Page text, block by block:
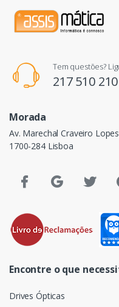
Tem questões?
217 510 210
Morada
Av. Marechal Craveiro
1700-284 Lisboa
Encontre o que
Drives Ópticas